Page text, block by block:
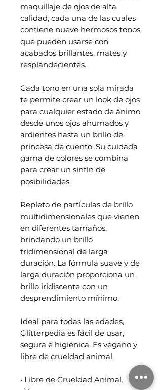
maquillaje de ojos de alta
calidad, cada una de las cuales
contiene nueve hermosos tonos
que pueden usarse con
acabados brillantes, mates y
resplandecientes.
Cada tono en una sola mirada
te permite crear un look de ojos
para cualquier estado de ánimo:
desde unos ojos ahumados y
ardientes hasta un brillo de
princesa de cuento. Su cuidada
gama de colores se combina
para crear un sinfín de
posibilidades.
Repleto de partículas de brillo
multidimensionales que vienen
en diferentes tamaños,
brindando un brillo
tridimensional de larga
duración. La fórmula suave y de
larga duración proporciona un
brillo iridiscente con un
desprendimiento mínimo.
Ideal para todas las edades,
Glitterpedia es fácil de usar,
segura e higiénica. Es vegano y
libre de crueldad animal.
• Libre de Crueldad Animal.